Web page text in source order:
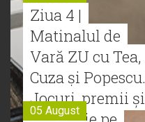
Ziua 4 |
Matinalul de
Vară ZU cu Tea,
Cuza și Popescu.
Jocuri, premii și
05 August